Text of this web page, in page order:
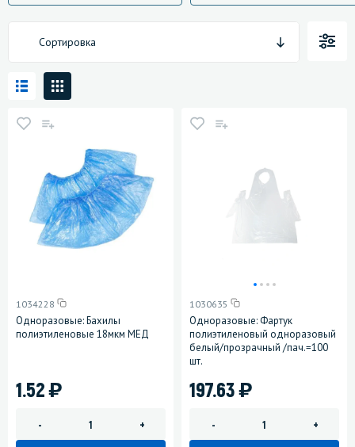
Сортировка
1034228
Одноразовые: Бахилы
полиэтиленовые 18мкм МЕД
1.52)
- +
1030635
Одноразовые: Фартук
полиэтиленовый одноразовый
белый/прозрачный /пач.=100
шт.
197.63)
- +